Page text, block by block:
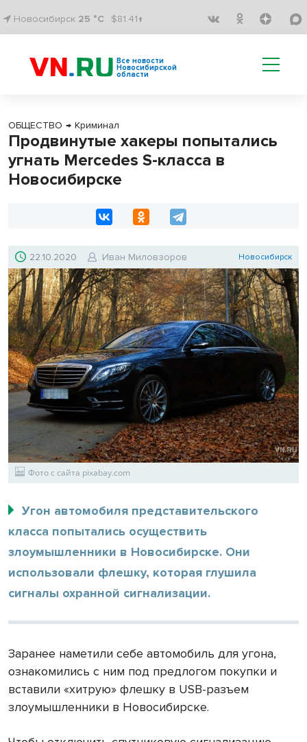
Новосибирск 25 °C $81.41↑
Все новости
Новосибирской
области
ОБЩЕСТВО → Криминал
Продвинутые хакеры попытались
угнать Mercedes S-класса в
Новосибирске
22.10.2020 Иван Миловзоров Новосибирск
Фото с сайта pixabay.com
Угон автомобиля представительского
класса попытались осуществить
злоумышленники в Новосибирске. Они
использовали флешку, которая глушила
сигналы охранной сигнализации.
Заранее наметили себе автомобиль для угона,
ознакомились с ним под предлогом покупки и
вставили «хитрую» флешку в USB-разъем
злоумышленники в Новосибирске.